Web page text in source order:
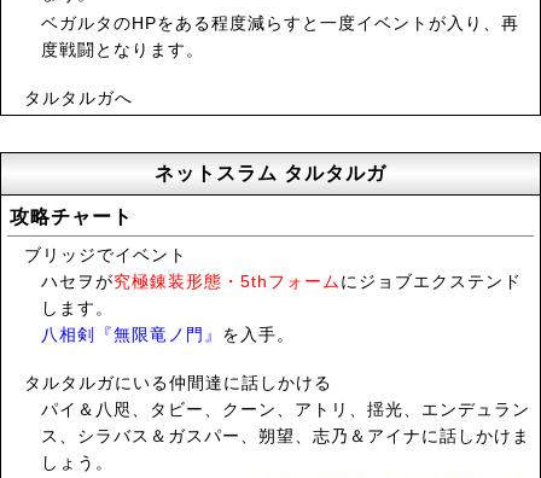
ベガルタのHPをある程度減らすと一度イベントが入り、再
度戦闘となります。
タルタルガへ
ネットスラム タルタルガ
攻略チャート
ブリッジでイベント
ハセヲが究極錬装形態・5thフォームにジョブエクステンド
します。
八相剣『無限竜ノ門』 を入手。
タルタルガにいる仲間達に話しかける
パイ＆八咫、タビー、クーン、アトリ、揺光、エンデュラン
ス、シラバス＆ガスパー、朔望、志乃＆アイナに話しかけま
しょう。